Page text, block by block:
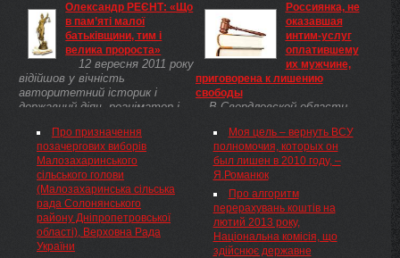
Про розподіл лікарських
засобів для лікування
онкологічних хворих,
закуплених у централізованому
порядку за кошти Державного
бюджету України на 2012 рік
Олександр РЕЄНТ: «Що
в пам’яті малої
батьківщини, тим і
велика пророста»
12 вересня 2011 року
відійшов у вічність
авторитетний історик і
державний діяч, реаніматор і
дослідників рідного краю,
академік, Герой України Петро
Тимофійович Тронько. ...
Про призначення
позачергових виборів
Малозахаринського
сільського голови
(Малозахаринська сільська
рада Солонянського
району Дніпропетровської
області), Верховна Рада
України
Міністерстві юстиції України
20 грудня 2012 р. за №
2124/22436 Про затвердження
Порядку ввезення на
територію України
незареєстрованих медичної
техніки та виробів медичного
призначення
Россиянка, не
оказавшая
интим-услуг
оплатившему
их мужчине,
приговорена к лишению
свободы
В Свердловской области
местной жительнице,
скрывшейся от мужчины после
получения платы за интимные
услуги, сообщила пресс-служба
прокуратуры региона.
Моя цель – вернуть ВСУ
полномочия, которых он
был лишен в 2010 году, –
Я.Романюк
Про алгоритм
перерахувань коштів на
лютий 2013 року,
Національна комісія, що
здійснює державне